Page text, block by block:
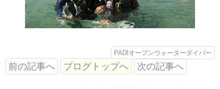
PADIオープンウォーターダイバー
前の記事へ ブログトップへ 次の記事へ